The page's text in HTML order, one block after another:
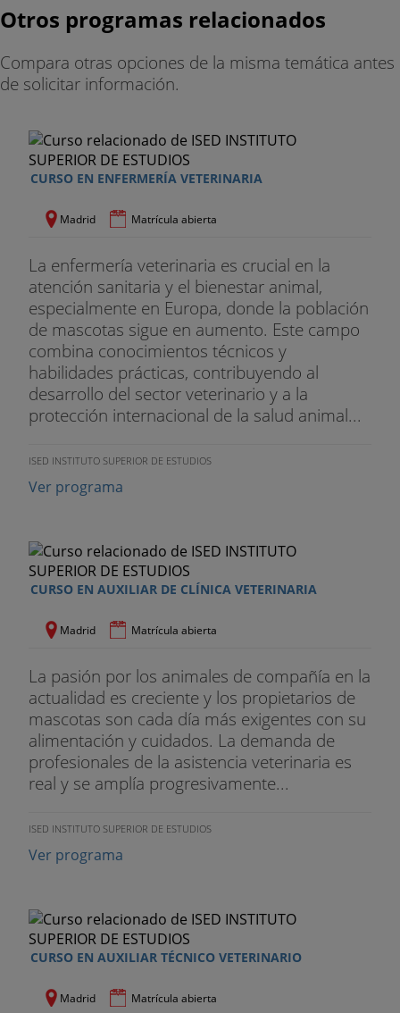
Aprende sobre la alimentación y las fases
fisiológicas de estas especies, aprendiendo a elegir
los mejores productos alimentarios para cada
raza.
Conoce en profundidad la estructura de la piel en
perros y gatos, las patologías más comunes y la
En CEAC, tu empleabilidad es nuestra oportunidad.
Somos Agencia de Colocación Autorizada por el
Sistema Nacional de Empleo. ¿Por qué?
Nuestras prácticas te conectan con el mundo
profesional.
Tendrás acceso a nuestra bolsa de empleo
Te facilitaremos vía mail las ofertas de empleo que
nos llegan de nuestra red de empresas
Otros programas relacionados
Compara otras opciones de la misma temática antes
de solicitar información.
CURSO EN ENFERMERÍA VETERINARIA
Madrid Matrícula abierta
La enfermería veterinaria es crucial en la
atención sanitaria y el bienestar animal,
especialmente en Europa, donde la población
de mascotas sigue en aumento. Este campo
combina conocimientos técnicos y
habilidades prácticas, contribuyendo al
desarrollo del sector veterinario y a la
protección internacional de la salud animal...
ISED INSTITUTO SUPERIOR DE ESTUDIOS
Ver programa
CURSO EN AUXILIAR DE CLÍNICA VETERINARIA
Madrid Matrícula abierta
La pasión por los animales de compañía en la
actualidad es creciente y los propietarios de
mascotas son cada día más exigentes con su
alimentación y cuidados. La demanda de
profesionales de la asistencia veterinaria es
real y se amplía progresivamente...
ISED INSTITUTO SUPERIOR DE ESTUDIOS
Ver programa
CURSO EN AUXILIAR TÉCNICO VETERINARIO
Madrid Matrícula abierta